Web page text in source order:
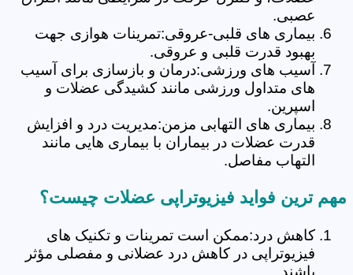
عصبی.
بیماری های قلبی-عروقی:تمرینات هوازی جهت
بهبود قدرت قلبی و عروقی.
آسیب های ورزشی:درمان و بازسازی برای آسیب
های متداول ورزشی مانند کشیدگی عضلات و
اسپرین.
بیماری های التهابی مزمن:مدیریت درد و افزایش
قدرت عضلات در بیماران با بیماری هایی مانند
التهاب مفاصل.
مهم ترین فواید فیزیوتراپی عضلات چیست؟
کاهش درد:ممکن است تمرینات و تکنیک های
فیزیوتراپی در کاهش درد عضلانی و مفصلی مؤثر
باشند.